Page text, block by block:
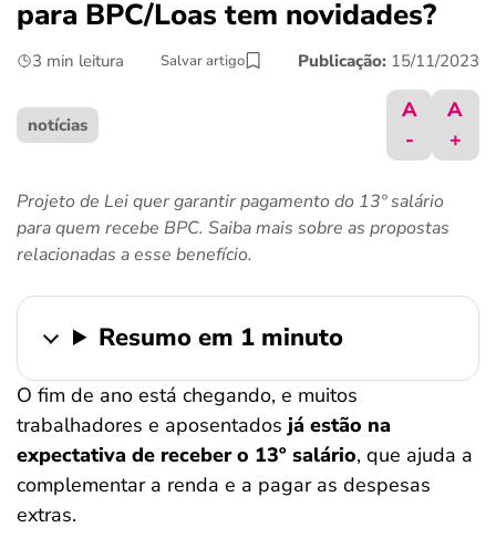
finanças
benefícios
crédito fácil
ferramentas
para BPC/Loas tem novidades?
3 min leitura Salvar artigo Publicação: 15/11/2023
notícias
A
-
A
+
Projeto de Lei quer garantir pagamento do 13º salário
para quem recebe BPC. Saiba mais sobre as propostas
relacionadas a esse benefício.
Resumo em 1 minuto
O fim de ano está chegando, e muitos
trabalhadores e aposentados já estão na
expectativa de receber o 13º salário, que ajuda a
complementar a renda e a pagar as despesas
extras.